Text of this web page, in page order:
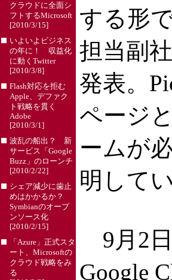
クラウドに全面シ
フトするMicrosoft
[2010/3/15]
いよいよビジネス
の年に！ 収益化
に動くTwitter
[2010/3/8]
Flash対応を拒む
Apple、デファク
ト戦略を貫く
Adobe
[2010/3/1]
波乱の船出？ 新
サービス「Google
Buzz」のローンチ
[2010/2/22]
シェア減少に歯止
めはかかるか？
Symbianのオープ
ンソース化
[2010/2/15]
「Azure」正式スタ
ート、Microsoftの
クラウド戦略をみ
る
する形
担当副
発表。
ページ
ームが
明して
9月2日
Google